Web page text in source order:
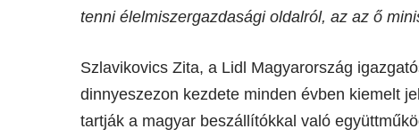
tenni élelmiszergazdasági oldalról, az az ő
Szlavikovics Zita, a Lidl Magyarország
dinnyeszezon kezdete minden évben kiemelt
tartják a magyar beszállítókkal való